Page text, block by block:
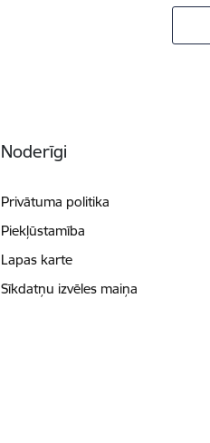
Noderīgi
Privātuma politika
Piekļūstamība
Lapas karte
Sīkdatņu izvēles maiņa